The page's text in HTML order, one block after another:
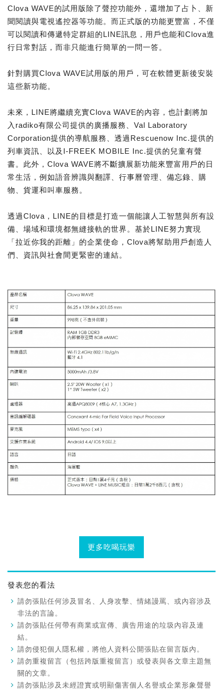
Clova WAVE的試用版除了聲控功能外，還增加了占卜、新
聞閱讀與電視遙控器等功能。而正式版的功能更豐富，不僅
可以閱讀和傳遞特定群組的LINE訊息，用戶也能和Clova進
行日常對話，而非只能進行簡單的一問一答。
針對購買Clova WAVE試用版的用戶，可在軟體更新後安裝
這些新功能。
未來，LINE將繼續充實Clova WAVE的內容，也計劃將加
入radiko有限公司提供的廣播服務、Val Laboratory
Corporation提供的導航服務、透過Rescuenow Inc.提供的
列車資訊、以及I-FREEK MOBILE Inc.提供的兒童有聲
書。此外，Clova WAVE將不斷擴展新功能來豐富用戶的日
常生活，例如語音辨識與翻譯、行事曆管理、備忘錄、購
物、貨運和叫車服務。
透過Clova，LINE的目標是打造一個能讓人工智慧與所有設
備、場域和環境都無縫接軌的世界。基於LINE努力實現
「拉近你我的距離」的企業使命，Clova將幫助用戶創造人
們、資訊與社會間更緊密的連結。
更多吃喝玩樂
發表您的看法
請勿張貼任何涉及冒名、人身攻擊、情緒謾罵、或內容涉及
非法的言論。
請勿張貼任何帶有商業或宣傳、廣告用途的垃圾內容及連
結。
請勿侵犯個人隱私權，將他人資料公開張貼在留言版內。
請勿重複留言（包括跨版重複留言）或發表與各文章主題無
關的文章。
請勿張貼涉及未經證實或明顯傷害個人名譽或企業形象聲譽